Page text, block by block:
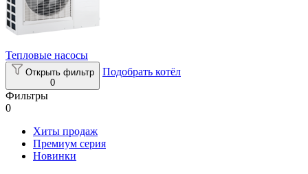
Тепловые насосы
Открыть фильтр
0
Подобрать котёл
Фильтры
0
Хиты продаж
Премиум серия
Новинки